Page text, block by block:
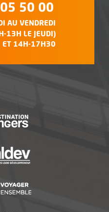
:
50 00
: AU VENDREDI
13H LE JEUDI)
ET 14H-17H30